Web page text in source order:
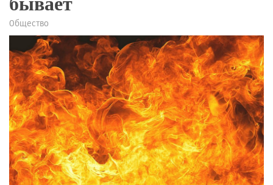
Общество